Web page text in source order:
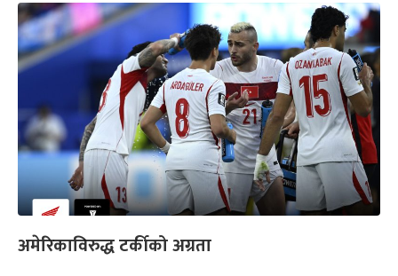
अमेरिकाविरुद्ध टर्कीको अग्रता